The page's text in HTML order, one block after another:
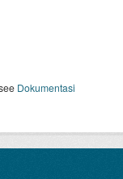
Dokumentasi